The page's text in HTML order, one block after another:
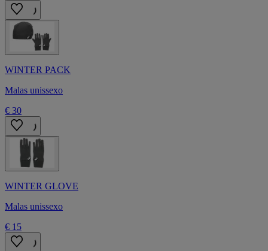
WINTER PACK
Malas unissexo
€ 30
WINTER GLOVE
Malas unissexo
€ 15